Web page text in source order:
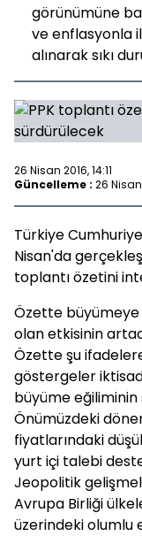
görünümüne
ve enflasyonla
alınarak sıkı
26 Nisan 2016, 14:11
Güncelleme : 26 Nisan
Türkiye
Nisan'da
toplantı özetini
Özette büyümeye
olan etkisinin
Özette şu
göstergeler
büyüme
Önümüzdeki
fiyatlarındaki
yurt içi talebi
Jeopolitik
Avrupa Birliği
üzerindeki olumlu